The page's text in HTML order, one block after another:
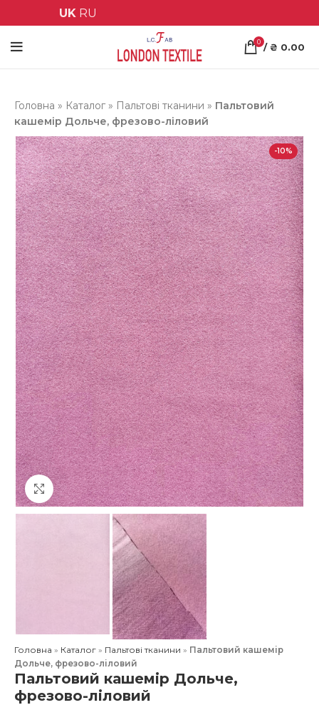
UK RU
0 / ₴ 0.00
Головна » Каталог » Пальтові тканини » Пальтовий
кашемір Дольче, фрезово-ліловий
-10%
Клацніть, щоб збільшити
Головна » Каталог » Пальтові тканини » Пальтовий кашемір
Дольче, фрезово-ліловий
Пальтовий кашемір Дольче,
фрезово-ліловий